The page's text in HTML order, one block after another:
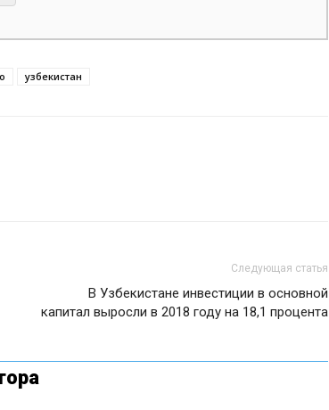
узбекистан
Следующая статья
В Узбекистане инвестиции в основной
капитал выросли в 2018 году на 18,1 процента